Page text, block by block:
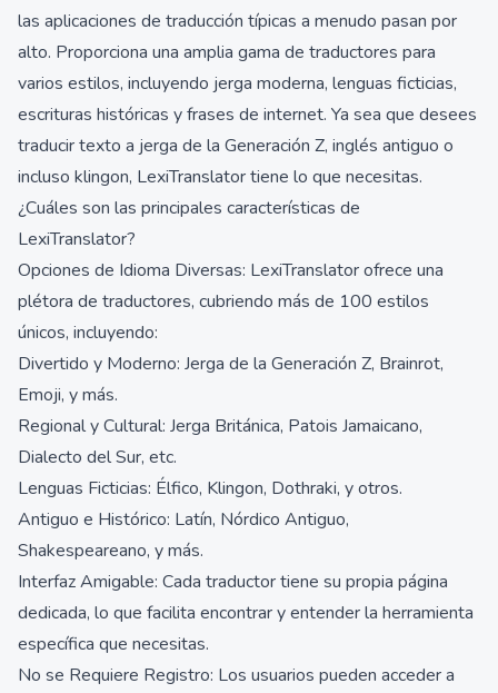
las aplicaciones de traducción típicas a menudo pasan por
alto. Proporciona una amplia gama de traductores para
varios estilos, incluyendo jerga moderna, lenguas ficticias,
escrituras históricas y frases de internet. Ya sea que desees
traducir texto a jerga de la Generación Z, inglés antiguo o
incluso klingon, LexiTranslator tiene lo que necesitas.
¿Cuáles son las principales características de
LexiTranslator?
Opciones de Idioma Diversas: LexiTranslator ofrece una
plétora de traductores, cubriendo más de 100 estilos
únicos, incluyendo:
Divertido y Moderno: Jerga de la Generación Z, Brainrot,
Emoji, y más.
Regional y Cultural: Jerga Británica, Patois Jamaicano,
Dialecto del Sur, etc.
Lenguas Ficticias: Élfico, Klingon, Dothraki, y otros.
Antiguo e Histórico: Latín, Nórdico Antiguo,
Shakespeareano, y más.
Interfaz Amigable: Cada traductor tiene su propia página
dedicada, lo que facilita encontrar y entender la herramienta
específica que necesitas.
No se Requiere Registro: Los usuarios pueden acceder a